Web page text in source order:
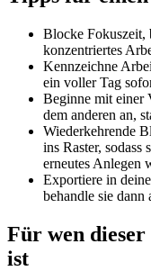
Blocke Fokuszeit,
konzentriertes
Kennzeichne
ein voller Tag
Beginne mit einer
dem anderen an,
Wiederkehrende
ins Raster, sodass
erneutes Anlegen
Exportiere in
behandle sie dann
Für wen dieser
ist